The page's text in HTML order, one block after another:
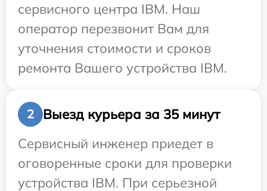
сервисного центра IBM. Наш
оператор перезвонит Вам для
уточнения стоимости и сроков
ремонта Вашего устройства IBM.
2
Выезд курьера за 35 минут
Сервисный инженер приедет в
оговоренные сроки для проверки
устройства IBM. При серьезной